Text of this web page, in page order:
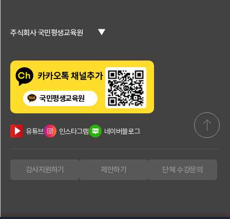
주식회사 국민평생교육원 ▼
카카오톡 채널추가
국민평생교육원
유튜브 인스타그램 네이버블로그
강사지원하기 제안하기 단체 수강문의